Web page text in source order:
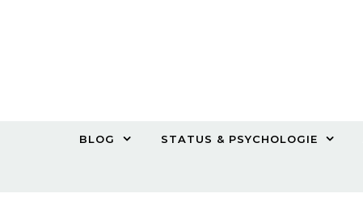
BLOG STATUS & PSYCHOLOGIE